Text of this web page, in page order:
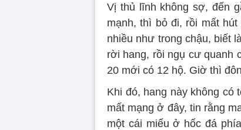
Vị thủ lĩnh không sợ, đến
mạnh, thì bỏ đi, rồi mất
nhiều như trong chậu, biết
rời hang, rồi ngụ cư quanh
20 mới có 12 hộ. Giờ thì
Khi đó, hang này không có
mất mạng ở đây, tin rằng
một cái miếu ở hốc đá